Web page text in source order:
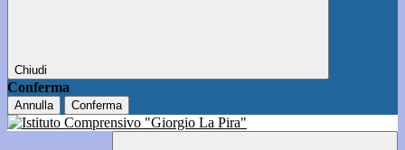
Chiudi
Conferma
Annulla Conferma